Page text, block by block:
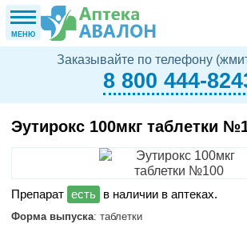
МЕНЮ
Заказывайте по телефону
8 800 444-
Эутирокс 100мкг таблетки
в наличии в аптеках.
Форма выпуска: таблетки